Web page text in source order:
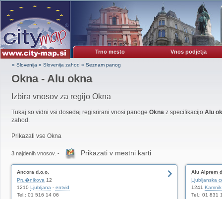
Trno mesto Vnos podjetja
» Slovenija » Slovenija zahod » Seznam panog
Okna - Alu okna
Izbira vnosov za regijo Okna
Tukaj so vidni vsi dosedaj regisrirani vnosi panoge Okna z specifikacijo Alu
zahod.
Prikazati vse Okna
3 najdenih vnosov. - Prikazati v mestni karti
Ancora d.o.o.
Pru�nikova 12
1210 Ljubljana - entvid
Tel.: 01 516 14 06
Alu Alprem
Ljubljanska
1241 Kamnik
Tel.: 01 831